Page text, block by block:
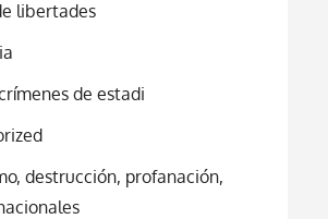
libertades
de estadi
destrucción, profanación,